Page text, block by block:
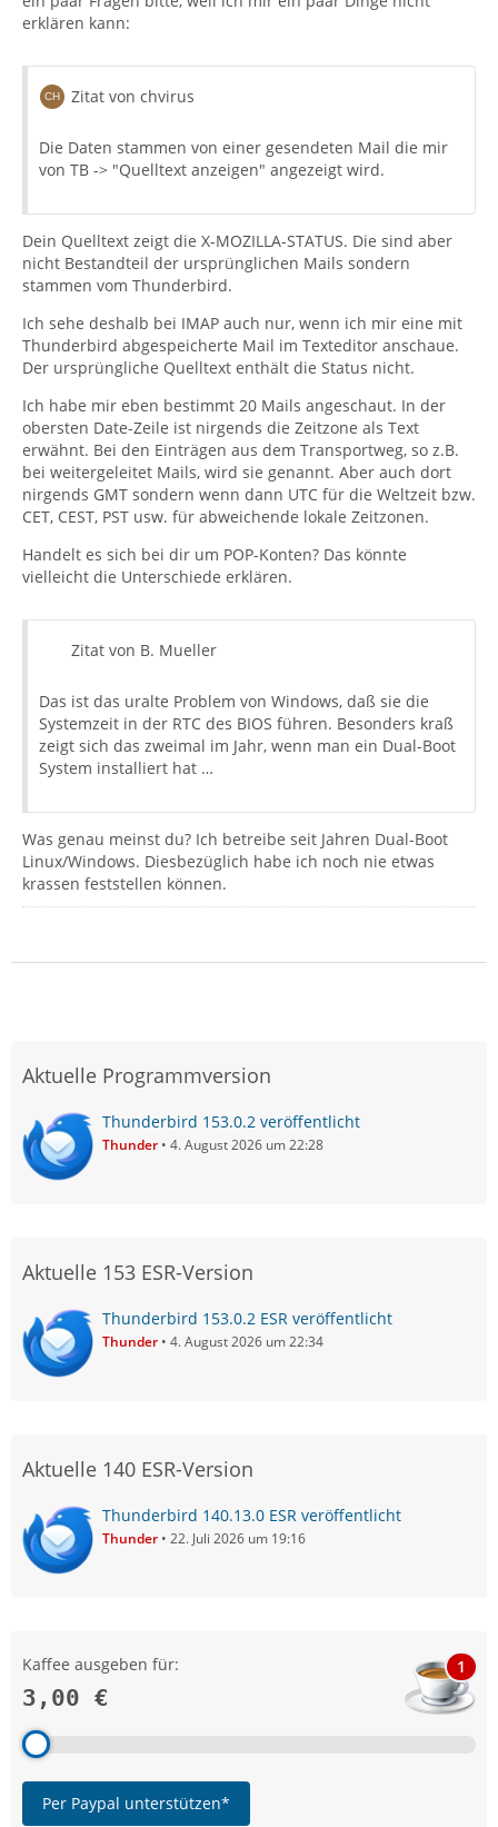
erklären kann:
Zitat von chvirus
Die Daten stammen von einer gesendeten Mail die mir
von TB -> "Quelltext anzeigen" angezeigt wird.
Dein Quelltext zeigt die X-MOZILLA-STATUS. Die sind aber
nicht Bestandteil der ursprünglichen Mails sondern
stammen vom Thunderbird.
Ich sehe deshalb bei IMAP auch nur, wenn ich mir eine mit
Thunderbird abgespeicherte Mail im Texteditor anschaue.
Der ursprüngliche Quelltext enthält die Status nicht.
Ich habe mir eben bestimmt 20 Mails angeschaut. In der
obersten Date-Zeile ist nirgends die Zeitzone als Text
erwähnt. Bei den Einträgen aus dem Transportweg, so z.B.
bei weitergeleitet Mails, wird sie genannt. Aber auch dort
nirgends GMT sondern wenn dann UTC für die Weltzeit bzw.
CET, CEST, PST usw. für abweichende lokale Zeitzonen.
Handelt es sich bei dir um POP-Konten? Das könnte
vielleicht die Unterschiede erklären.
Zitat von B. Mueller
Das ist das uralte Problem von Windows, daß sie die
Systemzeit in der RTC des BIOS führen. Besonders kraß
zeigt sich das zweimal im Jahr, wenn man ein Dual-Boot
System installiert hat …
Was genau meinst du? Ich betreibe seit Jahren Dual-Boot
Linux/Windows. Diesbezüglich habe ich noch nie etwas
krassen feststellen können.
Aktuelle Programmversion
Thunderbird 153.0.2 veröffentlicht
Thunder 4. August 2026 um 22:28
Aktuelle 153 ESR-Version
Thunderbird 153.0.2 ESR veröffentlicht
Thunder 4. August 2026 um 22:34
Aktuelle 140 ESR-Version
Thunderbird 140.13.0 ESR veröffentlicht
Thunder 22. Juli 2026 um 19:16
Kaffee ausgeben für:
3,00 €
1
Per Paypal unterstützen*